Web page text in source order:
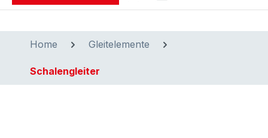
Home Gleitelemente
Schalengleiter